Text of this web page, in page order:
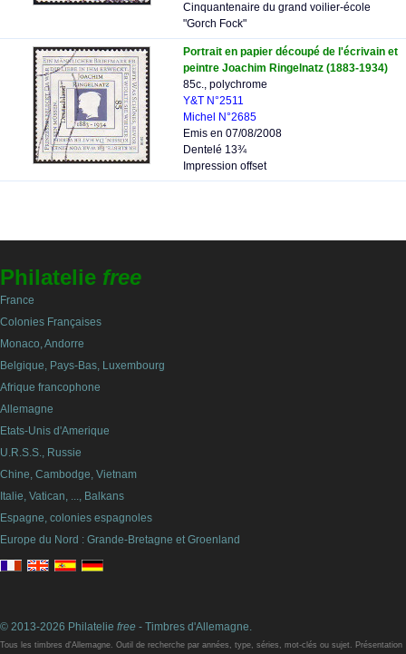
Cinquantenaire du grand voilier-école
"Gorch Fock"
Portrait en papier découpé de l'écrivain et
peintre Joachim Ringelnatz (1883-1934)
85c., polychrome
Y&T N°2511
Michel N°2685
Emis en 07/08/2008
Dentelé 13¾
Impression offset
Philatelie free
France
Colonies Françaises
Monaco, Andorre
Belgique, Pays-Bas, Luxembourg
Afrique francophone
Allemagne
Etats-Unis d'Amerique
U.R.S.S., Russie
Chine, Cambodge, Vietnam
Italie, Vatican, ..., Balkans
Espagne, colonies espagnoles
Europe du Nord : Grande-Bretagne et Groenland
© 2013-2026 Philatelie free - Timbres d'Allemagne.
Tous les timbres d'Allemagne. Outil de recherche par années, type, séries, mot-clés ou sujet. Présentation